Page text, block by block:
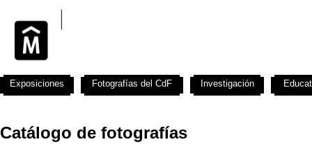
Catálogo de fotografías
Exposiciones Fotografías del CdF Investigación